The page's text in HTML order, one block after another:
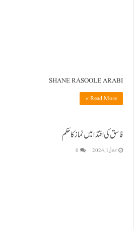
SHANE RASOOLE ARABI
Read More »
فاسق کی اقتدا میں نماز کا حکم
جولائی 1, 2024 0